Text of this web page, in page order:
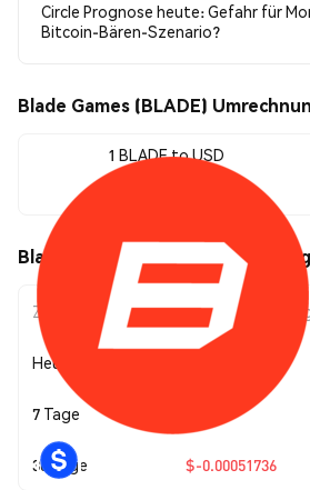
Circle Prognose heute: Gefahr für
Bitcoin-Bären-Szenario?
Blade Games (BLADE)
1 BLADE to USD
Blade Games (BLADE)
Zeitraum
Heute
7 Tage
30 Tage $-0.00051736